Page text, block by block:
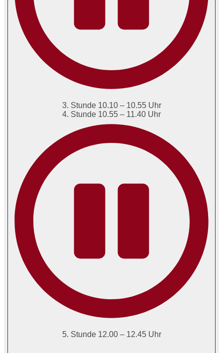
3. Stunde 10.10 – 10.55 Uhr
4. Stunde 10.55 – 11.40 Uhr
5. Stunde 12.00 – 12.45 Uhr